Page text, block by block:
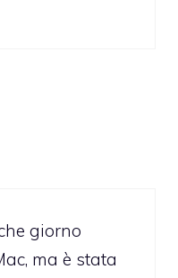
giorno
ma è stata